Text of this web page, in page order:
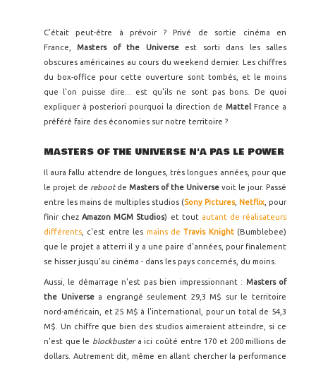
C'était peut-être à prévoir ? Privé de sortie cinéma en
France,Masters of the Universe est sorti dans les salles
obscures américaines au cours du weekend dernier. Les chiffres
du box-office pour cette ouverture sont tombés, et le moins
que l'on puisse dire... est qu'ils ne sont pas bons. De quoi
expliquer à posteriori pourquoi la direction de Mattel France a
préféré faire des économies sur notre territoire ?
MASTERS OF THE UNIVERSE N'A PAS LE POWER
Il aura fallu attendre de longues, très longues années, pour que
le projet de rebootde Masters of the Universe voit le jour. Passé
entre les mains de multiples studios (Sony Pictures, Netflix , pour
finir chezAmazon MGM Studios) et tout autant de réalisateurs
différents , c'est entre les mains deTravis Knight (Bumblebee)
que le projet a atterri il y a une paire d'années, pour finalement
se hisser jusqu'au cinéma - dans les pays concernés, du moins.
Aussi, le démarrage n'est pas bien impressionnant : Masters of
the Universe a engrangé seulement 29,3 M$ sur le territoire
nord-américain, et 25 M$ à l'international, pour un total de 54,3
M$. Un chiffre que bien des studios aimeraient atteindre, si ce
n'est que le blockbustera ici coûté entre 170 et 200 millions de
dollars. Autrement dit, même en allant chercher la performance